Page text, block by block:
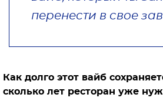
перенести в свое
Как долго этот вайб
сколько лет ресторан уже